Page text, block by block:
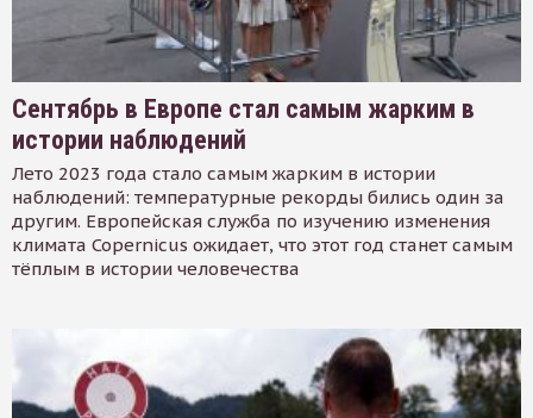
Сентябрь в Европе стал самым жарким в
истории наблюдений
Лето 2023 года стало самым жарким в истории
наблюдений: температурные рекорды бились один за
другим. Европейская служба по изучению изменения
климата Copernicus ожидает, что этот год станет самым
тёплым в истории человечества